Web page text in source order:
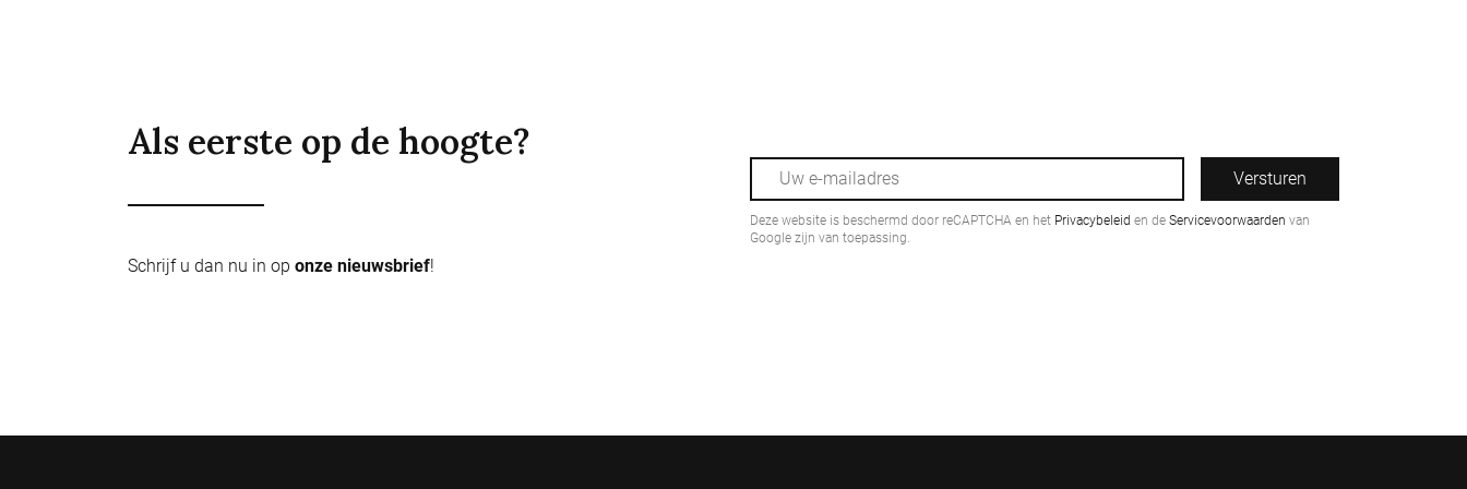
Als eerste op de hoogte?
Schrijf u dan nu in op onze nieuwsbrief!
Versturen
Deze website is beschermd door reCAPTCHA en het Privacybeleid en de Servicevoorwaarden van
Google zijn van toepassing.